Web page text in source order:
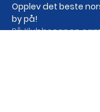
Opplev det beste
by på!
På Klubbscenen